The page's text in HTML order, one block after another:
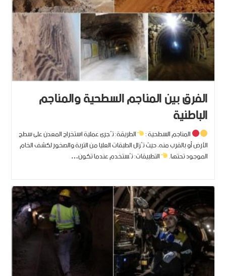
الفرق بين المناجم السطحية والمناجم
الباطنية
المناجم السطحية : الطريقة: تُجرى عملية استخراج المعدن على سطح
الأرض أو بالقرب منه، حيث تُزال الطبقات العليا من التربة والصخور لكشف الخام
الموجود تحتها. التطبيقات: تُستخدم عندما تكون…